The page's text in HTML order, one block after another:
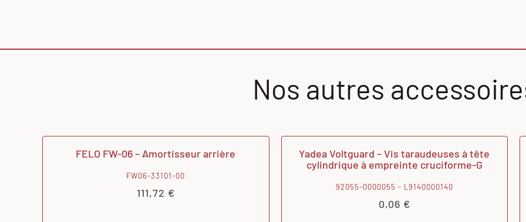
Nos autres
FELO FW-06 – Amortisseur arrière
FW06-33101-00
111,72 €
Yadea Voltguard – Vis taraudeuses à tête
cylindrique à empreinte cruciforme-G
92055-0000055 - L9140000140
0,06 €